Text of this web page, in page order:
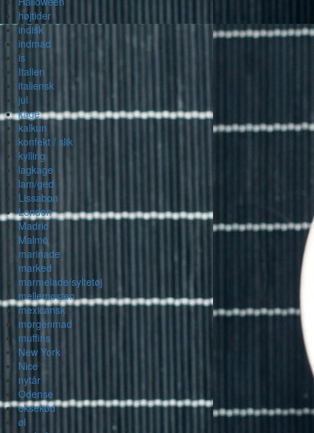
højtider
indisk
indmad
is
Italien
italiensk
jul
kage
kalkun
konfekt / slik
kylling
lagkage
lam/ged
Lissabon
London
Madrid
Malmö
marinade
marked
marmelade/syltetøj
mellemøsten
mexicansk
morgenmad
muffins
New York
Nice
nytår
Odense
oksekød
øl